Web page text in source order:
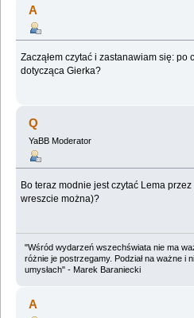
A
Zacząłem czytać i zastanawiam się: po
dotycząca Gierka?
Q
YaBB Moderator
Bo teraz modnie jest czytać Lema
wreszcie można)?
"Wśród wydarzeń wszechświata nie ma
różnie je postrzegamy. Podział na ważne i
umysłach" - Marek Baraniecki
A